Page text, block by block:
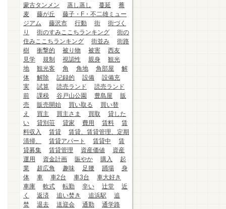
蒙古タンメン
蒸し蒸し 蔓延
蕎
麦
藤が丘
藤子・F・不二雄ミュー
ジアム
藤沢市 行動 街
街づく
り
街のすみここちランキング
街の
住みここちランキング
街並み
街路
樹
衝撃的 被り物 被害
西友
見学
規制 視認性 親身
観光
地
観光客 角 角地 角部屋
解
体
解除 記録的 設備
設備充
実
試算 読売ランド
読売ランド
前
課税 谷戸山公園 豊島屋
販
売
販売開始 買い取る
買い替
え
買主 買主さま 買取
貸した
い
貸別荘 貸家 費用 賃料
賃
料収入
賃貸
賃貸、賃貸管理、定期
清掃、
賃貸アパート 賃貸中
賃
貸募集
賃貸管理 資産価値
資産
運用
資金計画 賑やか 購入
起
業
超広角 趣味 足腰 踊場
身
体
車 車2台 車3台
車大好き
車庫
軟式 転勤 辛い 辻堂
近
く
返済 追い焚き 追浜駅
追
焚
退去 送迎会 通勤
通学路